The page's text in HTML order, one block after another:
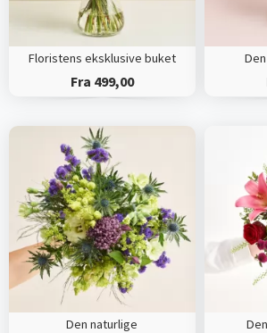
Floristens eksklusive buket
Fra 499,00
Den naturlige